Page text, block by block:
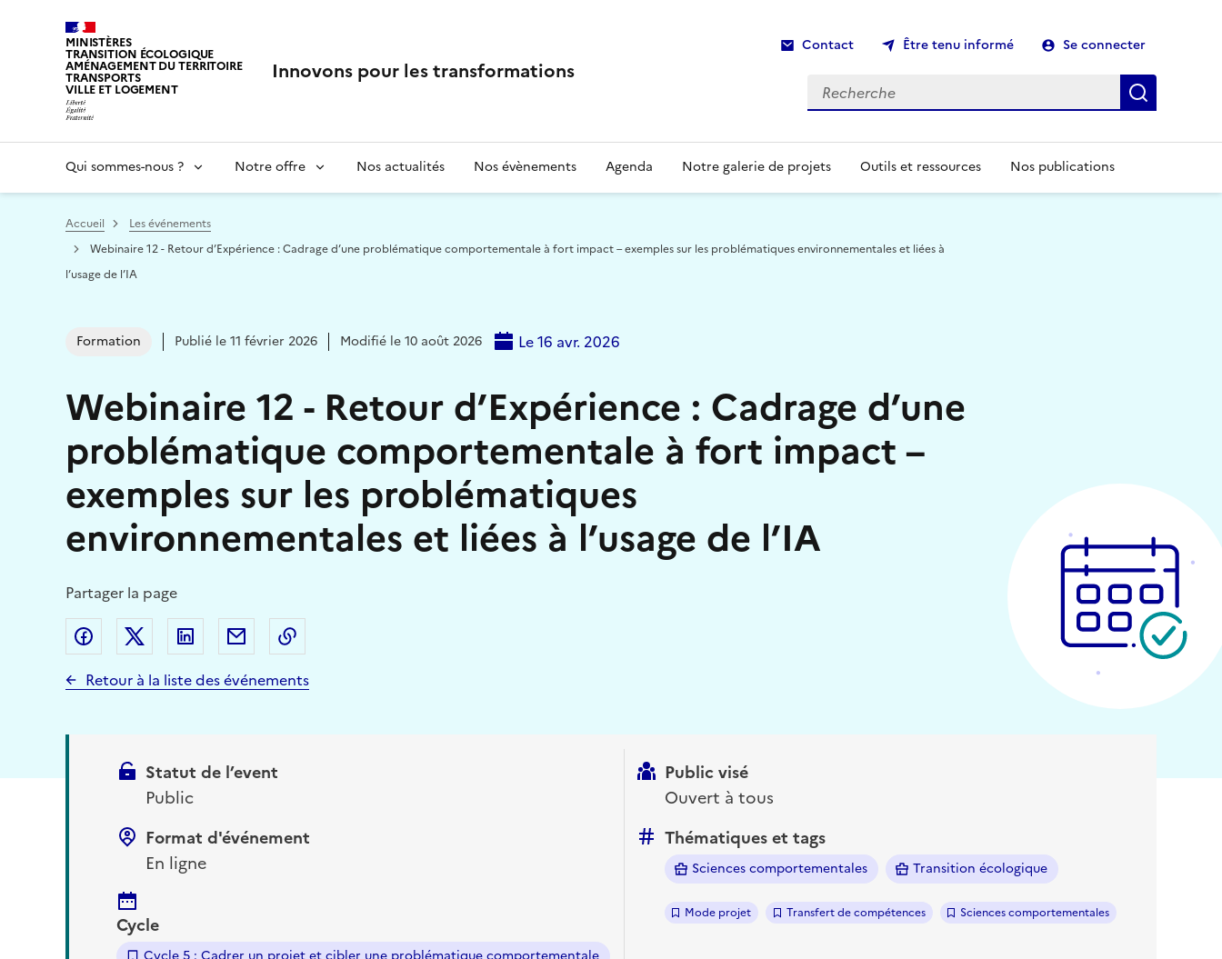
MINISTÈRES
TRANSITION ÉCOLOGIQUE
AMÉNAGEMENT DU TERRITOIRE
TRANSPORTS
VILLE ET LOGEMENT
Innovons pour les transformations
Contact Être tenu informé Se connecter
Recherche
Qui sommes-nous ? Notre offre Nos actualités Nos évènements Agenda Notre galerie de projets Outils et ressources Nos publications
Vous êtes ici :
Accueil
Les événements
Webinaire 12 - Retour d’Expérience : Cadrage d’une problématique comportementale à fort impact – exemples sur les problématiques environnementales et liées à
l’usage de l’IA
Formation Publié le 11 février 2026 Modifié le 10 août 2026 Le 16 avr. 2026
Webinaire 12 - Retour d’Expérience : Cadrage d’une
problématique comportementale à fort impact –
exemples sur les problématiques
environnementales et liées à l’usage de l’IA
Partager la page
Partager sur Facebook
Partager sur Twitter (X)
Partager sur Linkedin
Partager par email
Retour à la liste des événements
Statut de l’event
Public
Format d'événement
En ligne
Cycle
Public visé
Ouvert à tous
Thématiques et tags
Sciences comportementales Transition écologique
Mode projet Transfert de compétences Sciences comportementales